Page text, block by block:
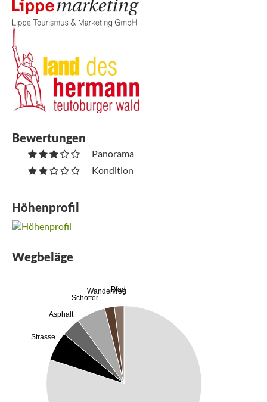
Bewertungen
Panorama
Kondition
Höhenprofil
Wegbeläge
Strasse
Asphalt
Schotter
Wanderweg
Pfad